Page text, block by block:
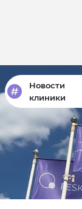
Новости
клиники